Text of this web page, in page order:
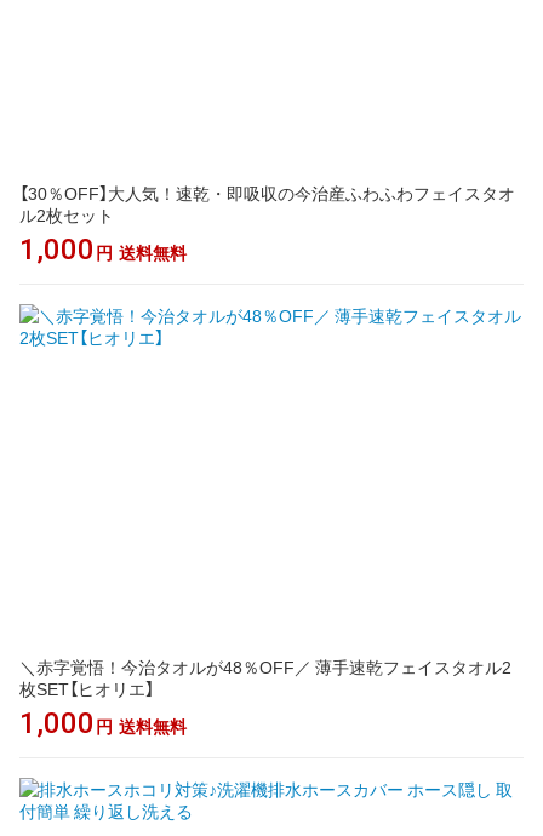
【30％OFF】大人気！速乾・即吸収の今治産ふわふわフェイスタオ
ル2枚セット
1,000 円 送料無料
＼赤字覚悟！今治タオルが48％OFF／ 薄手速乾フェイスタオル2
枚SET【ヒオリエ】
1,000 円 送料無料